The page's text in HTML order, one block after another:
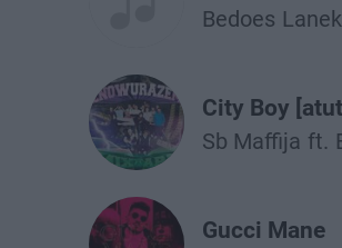
Bedoes Lanek
City Boy
Sb Maffija ft.
Gucci Mane